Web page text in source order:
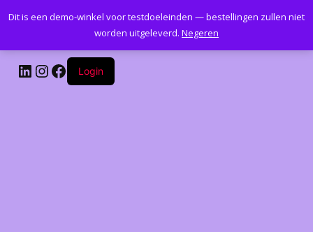
Kantoormeubelenplus.com
LinkedIn
Instagram
Facebook
Login
Dit is een demo-winkel voor testdoeleinden — bestellingen zullen niet
worden uitgeleverd. Negeren